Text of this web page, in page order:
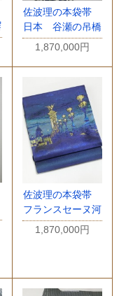
佐波理の本袋帯
日本 谷瀬の吊橋
1,870,000円
佐波理の本袋帯
フランスセーヌ河
1,870,000円